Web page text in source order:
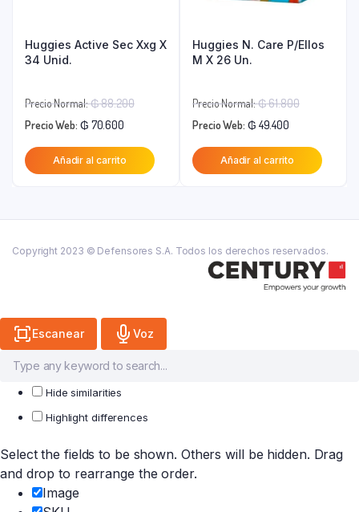
Huggies Active Sec Xxg X
34 Unid.
Precio Normal:₲88.200El
original
era:
Precio Web: ₲ 70.600
precio
actual
Añadir al carrito
Huggies N. Care P/Ellos
M X 26 Un.
Precio Normal:₲61.800El
original
era:
Precio Web: ₲ 49.400
precio
actual
Añadir al carrito
Copyright 2023 © Defensores S.A. Todos los derechos reservados.
Escanear Voz
Hide similarities
Highlight differences
Select the fields to be shown. Others will be hidden. Drag
and drop to rearrange the order.
Image